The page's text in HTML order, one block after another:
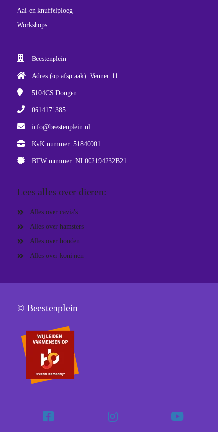
Aai-en knuffelploeg
Workshops
Beestenplein
Adres (op afspraak): Vennen 11
5104CS Dongen
0614171385
info@beestenplein.nl
KvK nummer: 51840901
BTW nummer: NL002194232B21
Lees alles over dieren:
Alles over cavia's
Alles over hamsters
Alles over honden
Alles over konijnen
© Beestenplein